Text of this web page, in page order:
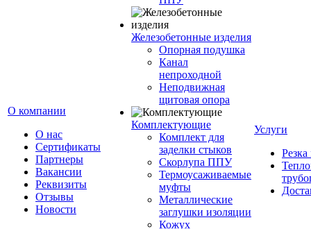
О компании
О нас
Сертификаты
Партнеры
Вакансии
Реквизиты
Отзывы
Новости
Железобетонные изделия
Опорная подушка
Канал
непроходной
Неподвижная
щитовая опора
Комплектующие
Комплект для
заделки стыков
Скорлупа ППУ
Термоусаживаемые
муфты
Металлические
заглушки изоляции
Кожух
Услуги
Резка